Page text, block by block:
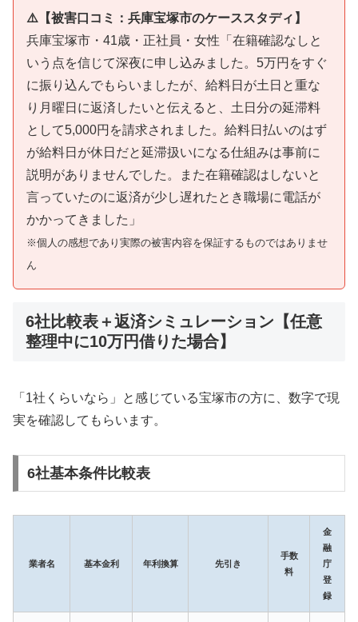
⚠️【被害口コミ：兵庫宝塚市のケーススタディ】
兵庫宝塚市・41歳・正社員・女性「在籍確認なしと
いう点を信じて深夜に申し込みました。5万円をすぐ
に振り込んでもらいましたが、給料日が土日と重な
り月曜日に返済したいと伝えると、土日分の延滞料
として5,000円を請求されました。給料日払いのはず
が給料日が休日だと延滞扱いになる仕組みは事前に
説明がありませんでした。また在籍確認はしないと
言っていたのに返済が少し遅れたとき職場に電話が
かかってきました」
※個人の感想であり実際の被害内容を保証するものではありませ
ん
6社比較表＋返済シミュレーション【任意
整理中に10万円借りた場合】
「1社くらいなら」と感じている宝塚市の方に、数字で現
実を確認してもらいます。
6社基本条件比較表
業者名 基本金利 年利換算 先引き
手数
料
金
融
庁
登
録